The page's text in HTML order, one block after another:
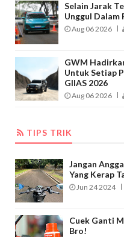
Selain Jarak
Unggul Dalam
Aug 06 2026
GWM
Untuk Setiap
GIIAS 2026
Aug 06 2026
TIPS TRIK
Jangan
Yang Kerap
Jun 24 2024
Cuek Ganti
Bro!